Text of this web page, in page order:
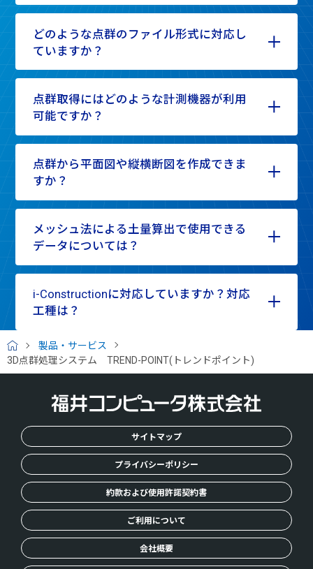
どのような点群のファイル形式に対応し
ていますか？
点群取得にはどのような計測機器が利用
可能ですか？
点群から平面図や縦横断図を作成できま
すか？
メッシュ法による土量算出で使用できる
データについては？
i-Constructionに対応していますか？対応
工種は？
H
O
製品・サービス
3D点群処理システム TREND-POINT(トレンドポイント)
サイトマップ
プライバシーポリシー
約款および使用許諾契約書
ご利用について
会社概要